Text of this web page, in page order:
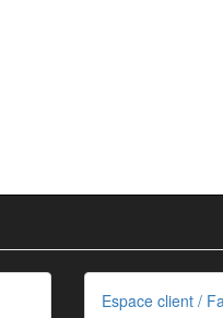
Espace client /